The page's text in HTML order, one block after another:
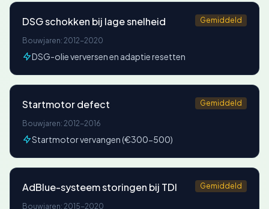
DSG schokken bij lage snelheid Gemiddeld
Bouwjaren: 2012-2020
DSG-olie verversen en adaptie resetten
Startmotor defect Gemiddeld
Bouwjaren: 2012-2016
Startmotor vervangen (€300-500)
AdBlue-systeem storingen bij TDI Gemiddeld
Bouwjaren: 2015-2020